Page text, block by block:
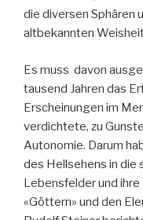
die diversen Sphären
altbekannten
Es muss davon
tausend Jahren das
Erscheinungen im
verdichtete, zu
Autonomie. Darum
des Hellsehens in die
Lebensfelder und
«Göttern» und den